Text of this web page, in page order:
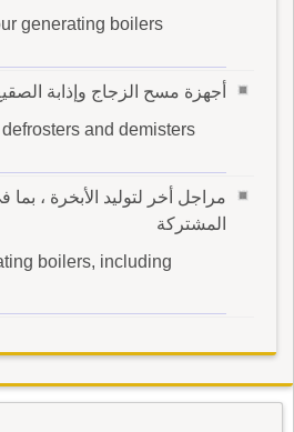
generating boilers
أجهزة مسح الزجاج وإذابة
and demisters
مراجل أخر لتوليد الأبخرة ،
المشتركة
boilers, including